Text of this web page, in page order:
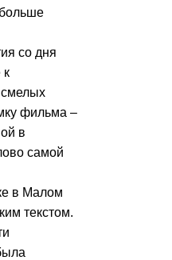
со дня
к
смелых
фильма –
в
самой
в Малом
текстом.